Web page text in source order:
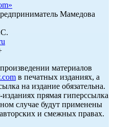
»
Мамедова
материалов
в печатных изданиях, а
на издание обязательна.
прямая гиперссылка
случае будут применены
и смежных правах.